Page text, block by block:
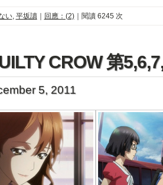
い, 平坂讀｜ 回應：(2)｜閱讀 6245 次
CROW 第
5, 2011